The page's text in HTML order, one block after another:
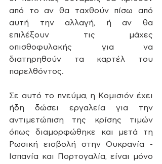
από το αν θα ταχθούν πίσω από
αυτή την αλλαγή, ή αν θα
επιλέξουν τις μάχες
οπισθοφυλακής για να
διατηρηθούν τα καρτέλ του
παρελθόντος.
Σε αυτό το πνεύμα, η Κομισιόν έχει
ήδη δώσει εργαλεία για την
αντιμετώπιση της κρίσης τιμών
όπως διαμορφώθηκε και μετά τη
Ρωσική εισβολή στην Ουκρανία -
Ισπανία και Πορτογαλία, είναι μόνο